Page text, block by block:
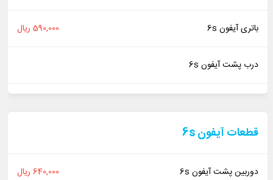
باتری آیفون 6s 590,000 ریال
درب پشت آیفون 6s
قطعات آیفون 6s
دوربین پشت آیفون 6s 640,000 ریال